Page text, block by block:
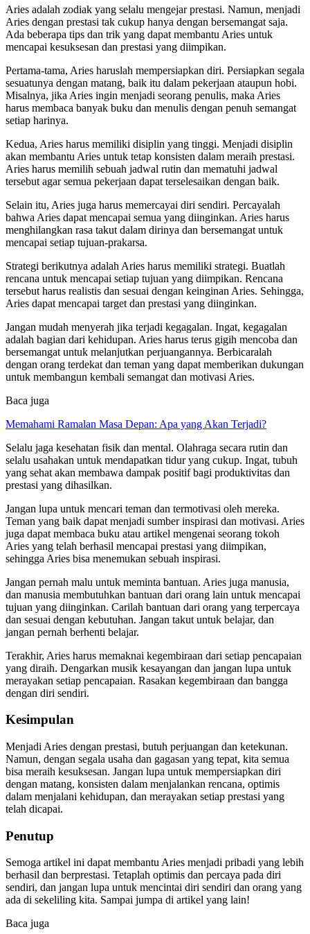
Aries adalah zodiak yang selalu mengejar prestasi. Namun, menjadi
Aries dengan prestasi tak cukup hanya dengan bersemangat saja.
Ada beberapa tips dan trik yang dapat membantu Aries untuk
mencapai kesuksesan dan prestasi yang diimpikan.
Pertama-tama, Aries haruslah mempersiapkan diri. Persiapkan segala
sesuatunya dengan matang, baik itu dalam pekerjaan ataupun hobi.
Misalnya, jika Aries ingin menjadi seorang penulis, maka Aries
harus membaca banyak buku dan menulis dengan penuh semangat
setiap harinya.
Kedua, Aries harus memiliki disiplin yang tinggi. Menjadi disiplin
akan membantu Aries untuk tetap konsisten dalam meraih prestasi.
Aries harus memilih sebuah jadwal rutin dan mematuhi jadwal
tersebut agar semua pekerjaan dapat terselesaikan dengan baik.
Selain itu, Aries juga harus memercayai diri sendiri. Percayalah
bahwa Aries dapat mencapai semua yang diinginkan. Aries harus
menghilangkan rasa takut dalam dirinya dan bersemangat untuk
mencapai setiap tujuan-prakarsa.
Strategi berikutnya adalah Aries harus memiliki strategi. Buatlah
rencana untuk mencapai setiap tujuan yang diimpikan. Rencana
tersebut harus realistis dan sesuai dengan keinginan Aries. Sehingga,
Aries dapat mencapai target dan prestasi yang diinginkan.
Jangan mudah menyerah jika terjadi kegagalan. Ingat, kegagalan
adalah bagian dari kehidupan. Aries harus terus gigih mencoba dan
bersemangat untuk melanjutkan perjuangannya. Berbicaralah
dengan orang terdekat dan teman yang dapat memberikan dukungan
untuk membangun kembali semangat dan motivasi Aries.
Baca juga
Memahami Ramalan Masa Depan: Apa yang Akan Terjadi?
Selalu jaga kesehatan fisik dan mental. Olahraga secara rutin dan
selalu usahakan untuk mendapatkan tidur yang cukup. Ingat, tubuh
yang sehat akan membawa dampak positif bagi produktivitas dan
prestasi yang dihasilkan.
Jangan lupa untuk mencari teman dan termotivasi oleh mereka.
Teman yang baik dapat menjadi sumber inspirasi dan motivasi. Aries
juga dapat membaca buku atau artikel mengenai seorang tokoh
Aries yang telah berhasil mencapai prestasi yang diimpikan,
sehingga Aries bisa menemukan sebuah inspirasi.
Jangan pernah malu untuk meminta bantuan. Aries juga manusia,
dan manusia membutuhkan bantuan dari orang lain untuk mencapai
tujuan yang diinginkan. Carilah bantuan dari orang yang terpercaya
dan sesuai dengan kebutuhan. Jangan takut untuk belajar, dan
jangan pernah berhenti belajar.
Terakhir, Aries harus memaknai kegembiraan dari setiap pencapaian
yang diraih. Dengarkan musik kesayangan dan jangan lupa untuk
merayakan setiap pencapaian. Rasakan kegembiraan dan bangga
dengan diri sendiri.
Kesimpulan
Menjadi Aries dengan prestasi, butuh perjuangan dan ketekunan.
Namun, dengan segala usaha dan gagasan yang tepat, kita semua
bisa meraih kesuksesan. Jangan lupa untuk mempersiapkan diri
dengan matang, konsisten dalam menjalankan rencana, optimis
dalam menjalani kehidupan, dan merayakan setiap prestasi yang
telah dicapai.
Penutup
Semoga artikel ini dapat membantu Aries menjadi pribadi yang lebih
berhasil dan berprestasi. Tetaplah optimis dan percaya pada diri
sendiri, dan jangan lupa untuk mencintai diri sendiri dan orang yang
ada di sekeliling kita. Sampai jumpa di artikel yang lain!
Baca juga